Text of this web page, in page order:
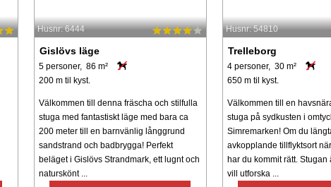
Husnr: 6444
Gislövs läge
5 personer, 86 m²
200 m til kyst.
Välkommen till denna fräscha och stilfulla
stuga med fantastiskt läge med bara ca
200 meter till en barnvänlig långgrund
sandstrand och badbrygga! Perfekt
beläget i Gislövs Strandmark, ett lugnt och
naturskönt ...
Husnr: 54810
Trelleborg
4 personer, 30 m²
650 m til kyst.
Välkommen till en
stuga på sydkusten i
Simremarken! Om du
avkopplande tillflyktsort
har du kommit rätt. Stugan
vill utforska ...